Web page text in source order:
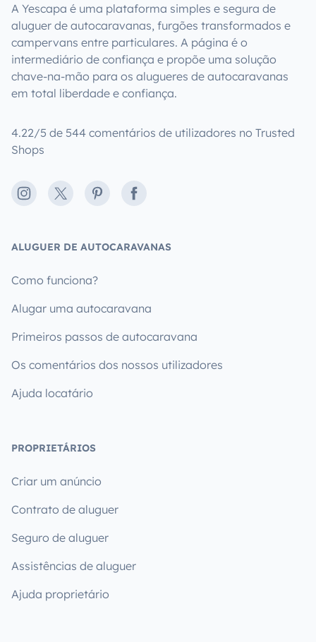
A Yescapa é uma plataforma simples e segura de
aluguer de autocaravanas, furgões transformados e
campervans entre particulares. A página é o
intermediário de confiança e propõe uma solução
chave-na-mão para os alugueres de autocaravanas
em total liberdade e confiança.
4.22/5 de 544 comentários de utilizadores no Trusted
Shops
Instagram
X PinterestFacebook
ALUGUER DE AUTOCARAVANAS
Como funciona?
Alugar uma autocaravana
Primeiros passos de autocaravana
Os comentários dos nossos utilizadores
Ajuda locatário
PROPRIETÁRIOS
Criar um anúncio
Contrato de aluguer
Seguro de aluguer
Assistências de aluguer
Ajuda proprietário